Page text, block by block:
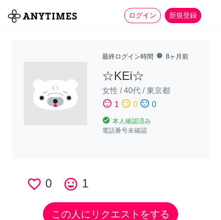
ログイン 新規登録
全て 家事 more_horiz
最終ログイン時間 fiber_manual_record 8ヶ月前
☆KEi☆
女性 /40代 /東京都
sentiment_satisfied 1 sentiment_neutral 0 sentiment_dissatisfied 0
check_circle 本人確認済み
電話番号未確認
favorite_border 0 tag_faces 1
この人にリクエストをする